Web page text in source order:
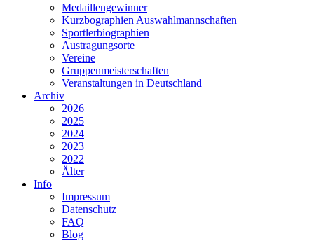
Medaillengewinner
Kurzbographien Auswahlmannschaften
Sportlerbiographien
Austragungsorte
Vereine
Gruppenmeisterschaften
Veranstaltungen in Deutschland
Archiv
2026
2025
2024
2023
2022
Älter
Info
Impressum
Datenschutz
FAQ
Blog